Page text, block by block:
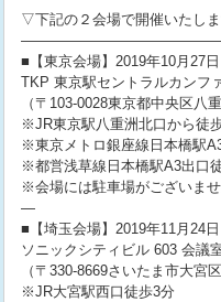
▽下記の２会場で開催いたし
■【東京会場】2019年10月27
TKP 東京駅セントラルカンフ
（〒103-0028東京都中央区八
※JR東京駅八重洲北口から徒
※東京メトロ銀座線日本橋駅
※都営浅草線日本橋駅A3出口
※会場には駐車場がございま
—
■【埼玉会場】2019年11月24
ソニックシティビル 603 会議
（〒330-8669さいたま市大宮
※JR大宮駅西口徒歩3分